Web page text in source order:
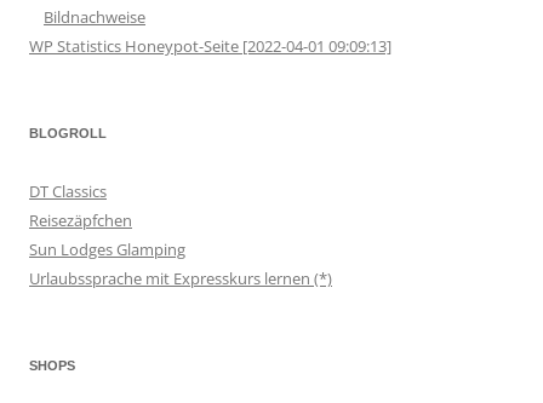
Bildnachweise
WP Statistics Honeypot-Seite [2022-04-01 09:09:13]
BLOGROLL
DT Classics
Reisezäpfchen
Sun Lodges Glamping
Urlaubssprache mit Expresskurs lernen (*)
SHOPS